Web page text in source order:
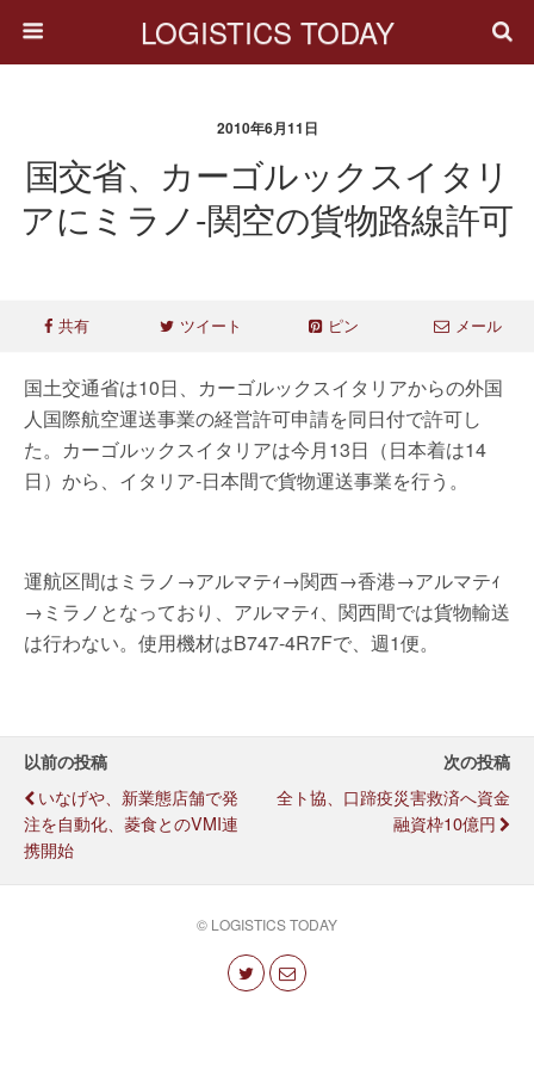
LOGISTICS TODAY
2010年6月11日
国交省、カーゴルックスイタリ
アにミラノ-関空の貨物路線許可
共有 ツイート ピン メール
国土交通省は10日、カーゴルックスイタリアからの外国
人国際航空運送事業の経営許可申請を同日付で許可し
た。カーゴルックスイタリアは今月13日（日本着は14
日）から、イタリア-日本間で貨物運送事業を行う。
運航区間はミラノ→アルマテｨ→関西→香港→アルマテｨ
→ミラノとなっており、アルマテｨ、関西間では貨物輸送
は行わない。使用機材はB747-4R7Fで、週1便。
以前の投稿
いなげや、新業態店舗で発
注を自動化、菱食とのVMI連
携開始
次の投稿
全ト協、口蹄疫災害救済へ資金
融資枠10億円
© LOGISTICS TODAY